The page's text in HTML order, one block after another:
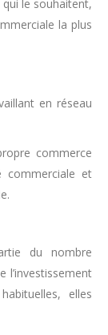
le souhaitent,
la plus
en réseau
commerce
commerciale et
du nombre
l’investissement
elles